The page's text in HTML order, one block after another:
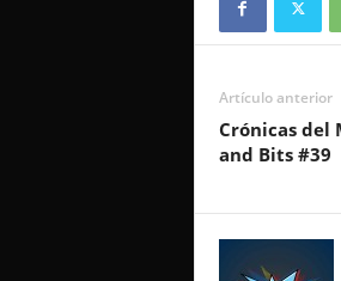
Artículo anterior
Crónicas del
and Bits #39